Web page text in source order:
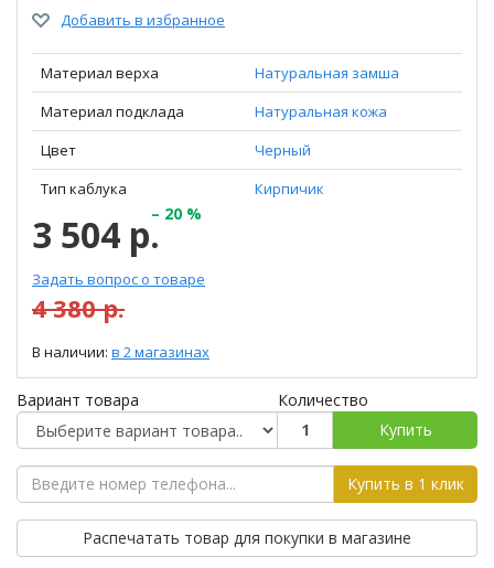
Добавить в избранное
Материал верха
Натуральная замша
Материал подклада
Натуральная кожа
Цвет
Черный
Тип каблука
Кирпичик
3 504 р.– 20 %
Задать вопрос о товаре
4 380 р.
В наличии: в 2 магазинах
Вариант товара
Количество
Купить
Купить в 1 клик
Распечатать товар для покупки в магазине